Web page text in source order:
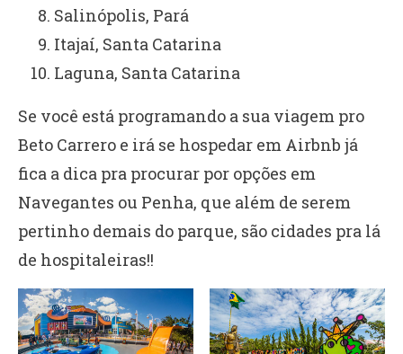
Salinópolis, Pará
Itajaí, Santa Catarina
Laguna, Santa Catarina
Se você está programando a sua viagem pro
Beto Carrero e irá se hospedar em Airbnb já
fica a dica pra procurar por opções em
Navegantes ou Penha, que além de serem
pertinho demais do parque, são cidades pra lá
de hospitaleiras!!